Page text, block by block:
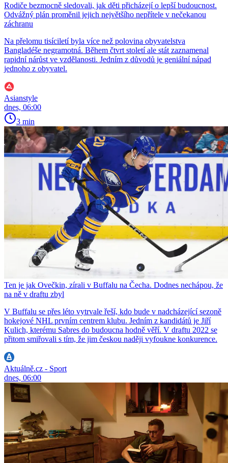
Rodiče bezmocně sledovali, jak děti přicházejí o lepší budoucnost.
Odvážný plán proměnil jejich největšího nepřítele v nečekanou
záchranu
Na přelomu tisíciletí byla více než polovina obyvatelstva
Bangladéše negramotná. Během čtvrt století ale stát zaznamenal
rapidní nárůst ve vzdělanosti. Jedním z důvodů je geniální nápad
jednoho z obyvatel.
Asianstyle
dnes, 06:00
3 min
Ten je jak Ovečkin, zírali v Buffalu na Čecha. Dodnes nechápou, že
na ně v draftu zbyl
V Buffalu se přes léto vytrvale řeší, kdo bude v nadcházející sezoně
hokejové NHL prvním centrem klubu. Jedním z kandidátů je Jiří
Kulich, kterému Sabres do budoucna hodně věří. V draftu 2022 se
přitom smiřovali s tím, že jim českou naději vyfoukne konkurence.
Aktuálně.cz - Sport
dnes, 06:00